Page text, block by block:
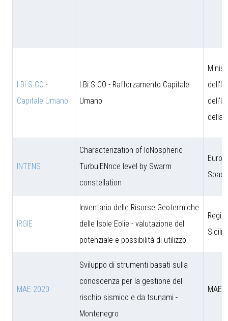
I.Bi.S.CO -
Capitale Umano
I.Bi.S.CO - Rafforzamento Capitale
Umano
della
INTENS
Characterization of IoNospheric
TurbulENnce level by Swarm
constellation
IRGIE
Inventario delle Risorse Geotermiche
delle Isole Eolie - valutazione del
potenziale e possibilità di utilizzo -
MAE 2020
Sviluppo di strumenti basati sulla
conoscenza per la gestione del
rischio sismico e da tsunami -
Montenegro
MAE